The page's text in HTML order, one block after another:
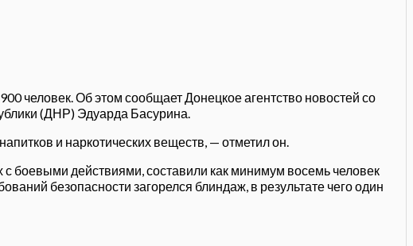
Об этом сообщает Донецкое агентство новостей со
(ДНР) Эдуарда Басурина.
и наркотических веществ, — отметил он.
с боевыми действиями, составили как минимум восемь человек
безопасности загорелся блиндаж, в результате чего один